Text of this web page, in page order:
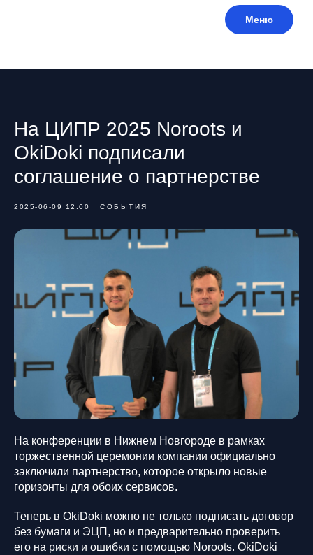
На ЦИПР 2025 Noroots и
OkiDoki подписали
соглашение о партнерстве
2025-06-09 12:00 СОБЫТИЯ
На конференции в Нижнем Новгороде в рамках
торжественной церемонии компании официально
заключили партнерство, которое открыло новые
горизонты для обоих сервисов.
Теперь в OkiDoki можно не только подписать договор
без бумаги и ЭЦП, но и предварительно проверить
его на риски и ошибки с помощью Noroots. OkiDoki